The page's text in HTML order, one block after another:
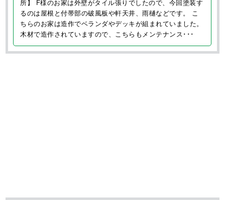
所】 F様のお家は外壁がタイル張りでしたので、今回塗装す
るのは屋根と付帯部の破風板や軒天井、雨樋などです。 こ
ちらのお家は造作でベランダやデッキが組まれていました。
木材で造作されていますので、こちらもメンテナンス･･･